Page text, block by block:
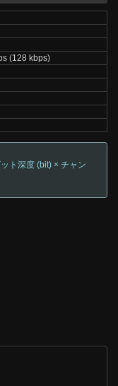
(128 kbps)
ト深度 (bit) × チャン